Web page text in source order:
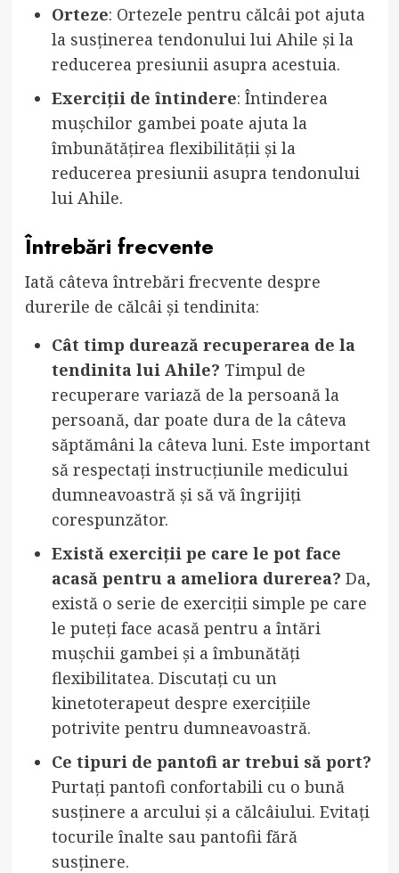
Orteze: Ortezele pentru călcâi pot ajuta
la susținerea tendonului lui Ahile și la
reducerea presiunii asupra acestuia.
Exerciții de întindere: Întinderea
mușchilor gambei poate ajuta la
îmbunătățirea flexibilității și la
reducerea presiunii asupra tendonului
lui Ahile.
Întrebări frecvente
Iată câteva întrebări frecvente despre
durerile de călcâi și tendinita:
Cât timp durează recuperarea de la
tendinita lui Ahile? Timpul de
recuperare variază de la persoană la
persoană, dar poate dura de la câteva
săptămâni la câteva luni. Este important
să respectați instrucțiunile medicului
dumneavoastră și să vă îngrijiți
corespunzător.
Există exerciții pe care le pot face
acasă pentru a ameliora durerea? Da,
există o serie de exerciții simple pe care
le puteți face acasă pentru a întări
mușchii gambei și a îmbunătăți
flexibilitatea. Discutați cu un
kinetoterapeut despre exercițiile
potrivite pentru dumneavoastră.
Ce tipuri de pantofi ar trebui să port?
Purtați pantofi confortabili cu o bună
susținere a arcului și a călcâiului. Evitați
tocurile înalte sau pantofii fără
susținere.